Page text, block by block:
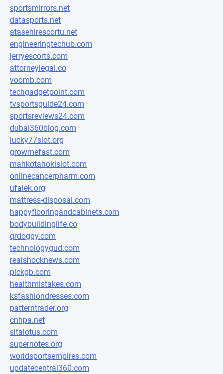
sportsmirrors.net
datasports.net
atasehirescortu.net
engineeringtechub.com
jerryescorts.com
attorneylegal.co
voomb.com
techgadgetpoint.com
tvsportsguide24.com
sportsreviews24.com
dubai360blog.com
lucky77slot.org
growmefast.com
mahkotahokislot.com
onlinecancerpharm.com
ufalek.org
mattress-disposal.com
happyflooringandcabinets.com
bodybuildinglife.co
qrdoggy.com
technologygud.com
realshocknews.com
pickgb.com
healthmistakes.com
ksfashiondresses.com
patterntrader.org
cnhpa.net
sitalotus.com
supernotes.org
worldsportsempires.com
updatecentral360.com